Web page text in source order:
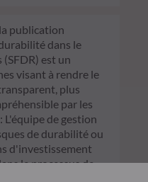
publication
dans le
est un
visant à rendre le
plus
par les
de gestion
de durabilité ou
d'investissement
le processus de